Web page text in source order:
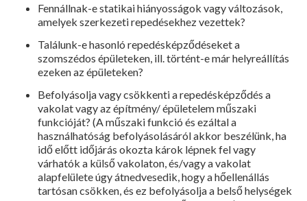
Fennállnak-e statikai hiányosságok vagy változások,
amelyek szerkezeti repedésekhez vezettek?
Találunk-e hasonló repedésképződéseket a
szomszédos épületeken, ill. történt-e már helyreállítás
ezeken az épületeken?
Befolyásolja vagy csökkenti a repedés­képződés a
vakolat vagy az építmény/ épületelem műszaki
funkcióját? (A mű­szaki funkció és ezáltal a
használhatóság befolyásolásáról akkor beszélünk, ha
idő előtt időjárás okozta károk lépnek fel vagy
várhatók a külső vakolaton, és/vagy a va­kolat
alapfelülete úgy átnedvesedik, hogy a hőellenállás
tartósan csökken, és ez be­folyásolja a belső helységek